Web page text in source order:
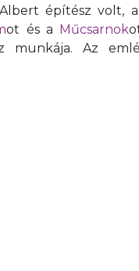
építész volt,
ot és a Műcsarnok
munkája. Az